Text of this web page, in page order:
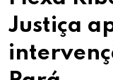
Justiça